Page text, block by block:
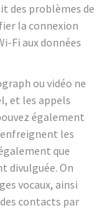
des problèmes de
la connexion
Fi aux données
ou vidéo ne
et les appels
également
les
que
divulguée. On
vocaux, ainsi
contacts par